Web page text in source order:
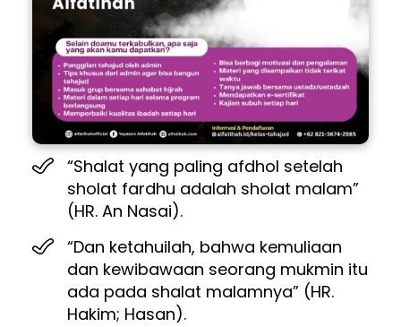
“Shalat yang paling afdhol setelah
sholat fardhu adalah sholat malam”
(HR. An Nasai).
“Dan ketahuilah, bahwa kemuliaan
dan kewibawaan seorang mukmin itu
ada pada shalat malamnya” (HR.
Hakim; Hasan).